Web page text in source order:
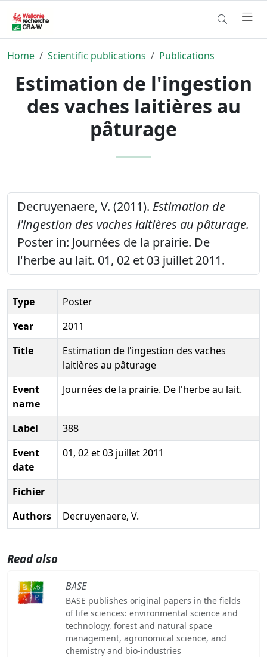
Home Scientific publications Publications
Estimation de l'ingestion
des vaches laitières au
pâturage
Decruyenaere, V. (2011). Estimation de
l'ingestion des vaches laitières au pâturage.
Poster in: Journées de la prairie. De
l'herbe au lait. 01, 02 et 03 juillet 2011.
Type
Poster
Year
2011
Title
Estimation de l'ingestion des vaches
laitières au pâturage
Event
name
Journées de la prairie. De l'herbe au lait.
Label
388
Event
date
01, 02 et 03 juillet 2011
Fichier
Authors
Decruyenaere, V.
Read also
BASE
BASE publishes original papers in the fields
of life sciences: environmental science and
technology, forest and natural space
management, agronomical science, and
chemistry and bio-industries